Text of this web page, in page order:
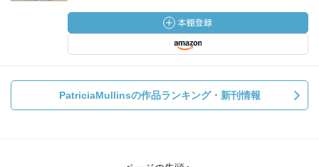
PatriciaMullinsの作品ランキング・新刊情報